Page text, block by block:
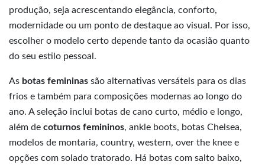
produção, seja acrescentando elegância, conforto,
modernidade ou um ponto de destaque ao visual. Por isso,
escolher o modelo certo depende tanto da ocasião quanto
do seu estilo pessoal.
As botas femininas são alternativas versáteis para os dias
frios e também para composições modernas ao longo do
ano. A seleção inclui botas de cano curto, médio e longo,
além de coturnos femininos, ankle boots, botas Chelsea,
modelos de montaria, country, western, over the knee e
opções com solado tratorado. Há botas com salto baixo,